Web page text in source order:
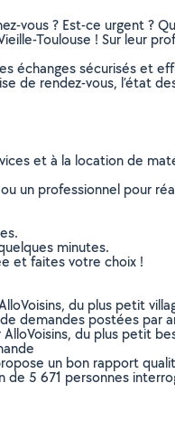
vous ? Est-ce urgent ?
Toulouse ! Sur leur
échanges sécurisés et
de rendez-vous, l’état
et à la location de
un professionnel pour
minutes.
et faites votre choix !
du plus petit
demandes postées par
du plus petit
un bon rapport
de 5 671 personnes